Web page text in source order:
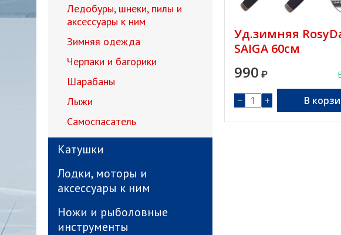
Ледобуры, шнеки, пилы и
аксессуары к ним
Зимняя одежда
Черпаки и багорики
Шарабаны
Лыжи
Самоспасатель
Катушки
Лодки, моторы и
аксессуары к ним
Ножи и рыболовные
инструменты
Уд.зимняя
SAIGA 60см
990 ₽
− + В